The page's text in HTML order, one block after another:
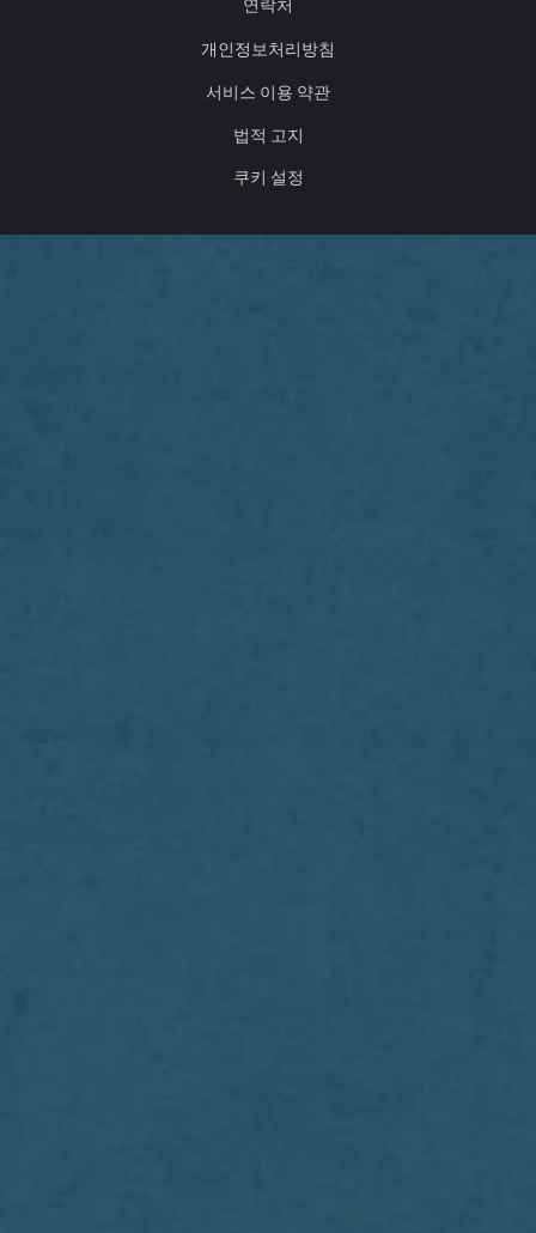
연락처
개인정보처리방침
서비스 이용 약관
법적 고지
쿠키 설정